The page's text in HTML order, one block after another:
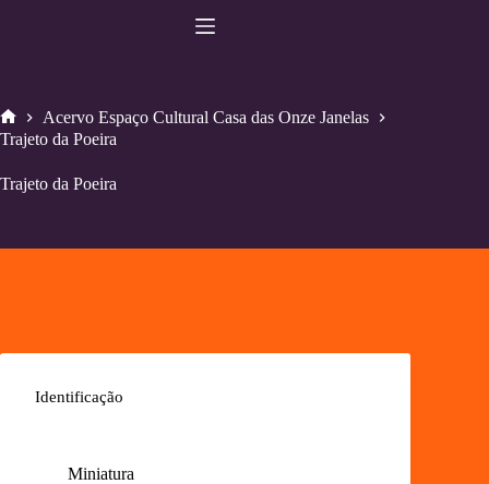
Home
Acervo Espaço Cultural Casa das Onze Janelas
Trajeto da Poeira
Trajeto da Poeira
Identificação
Miniatura